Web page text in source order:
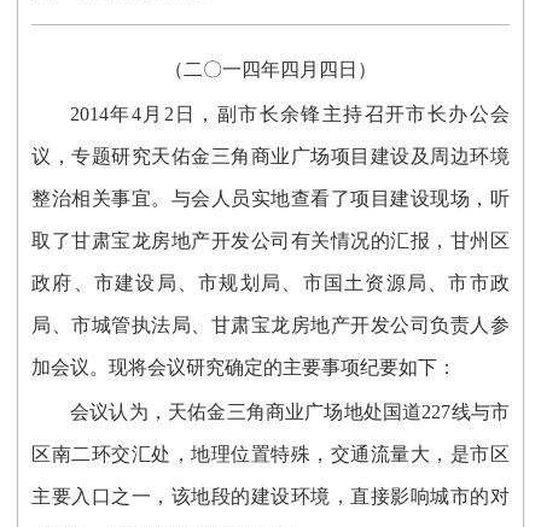
（二〇一四年四月四日）
2014年4月2日，副市长余锋主持召开市长办公会
议，专题研究天佑金三角商业广场项目建设及周边环境
整治相关事宜。与会人员实地查看了项目建设现场，听
取了甘肃宝龙房地产开发公司有关情况的汇报，甘州区
政府、市建设局、市规划局、市国土资源局、市市政
局、市城管执法局、甘肃宝龙房地产开发公司负责人参
加会议。现将会议研究确定的主要事项纪要如下：
会议认为，天佑金三角商业广场地处国道227线与市
区南二环交汇处，地理位置特殊，交通流量大，是市区
主要入口之一，该地段的建设环境，直接影响城市的对